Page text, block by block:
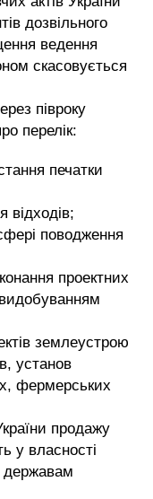
дозвільного
ведення
скасовується
півроку
перелік:
печатки
відходів;
поводження
проектних
землеустрою
установ
фермерських
продажу
у власності
державам